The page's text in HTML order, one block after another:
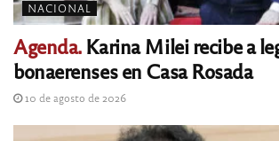
NACIONAL
Agenda.Karina Milei recibe a
bonaerenses en Casa Rosada
10 de agosto de 2026